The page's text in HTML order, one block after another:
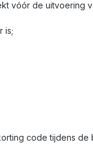
vóór de uitvoering
is;
code tijdens de